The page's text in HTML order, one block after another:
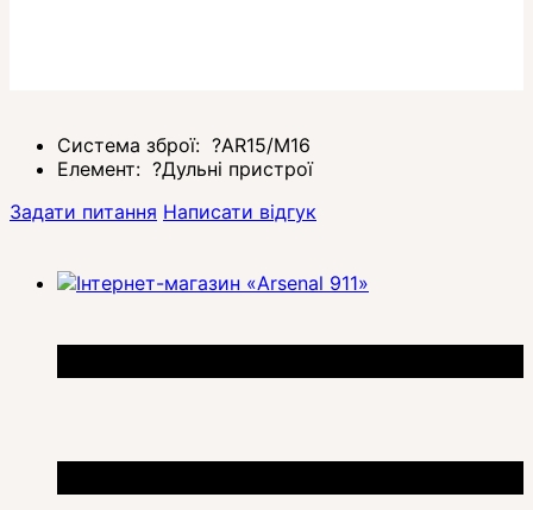
Система зброї: ?AR15/M16
Елемент: ?Дульні пристрої
Задати питання Написати відгук